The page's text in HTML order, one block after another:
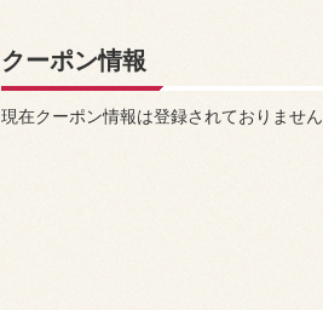
クーポン情報
現在クーポン情報は登録されておりませ